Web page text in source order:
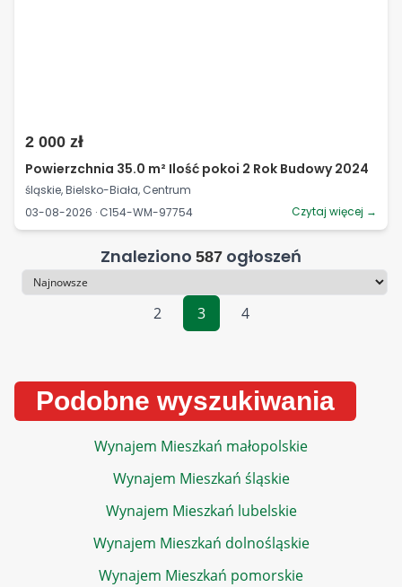
2 000 zł
Powierzchnia 35.0 m² Ilość pokoi 2 Rok Budowy 2024
śląskie, Bielsko-Biała, Centrum
03-08-2026 · C154-WM-97754
Czytaj więcej →
Znaleziono 587 ogłoszeń
Sortowanie
2
3 4
Podobne wyszukiwania
Wynajem Mieszkań małopolskie
Wynajem Mieszkań śląskie
Wynajem Mieszkań lubelskie
Wynajem Mieszkań dolnośląskie
Wynajem Mieszkań pomorskie